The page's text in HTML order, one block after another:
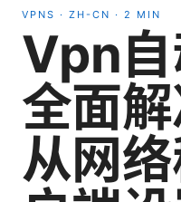
VPNS · ZH-CN · 2 MIN
Vpn自
全面解
从网